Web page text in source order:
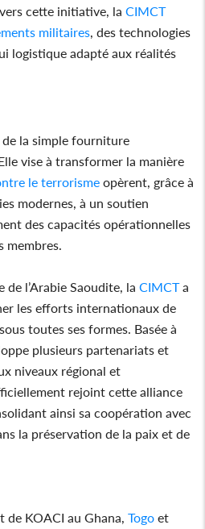
cette initiative, la CIMCT
militaires , des technologies
logistique adapté aux réalités
la simple fourniture
vise à transformer la manière
le terrorisme opèrent, grâce à
modernes, à un soutien
des capacités opérationnelles
membres.
de l’Arabie Saoudite, la CIMCTa
les efforts internationaux de
sous toutes ses formes. Basée à
plusieurs partenariats et
niveaux régional et
rejoint cette alliance
ainsi sa coopération avec
la préservation de la paix et de
de KOACI au Ghana,Togo et